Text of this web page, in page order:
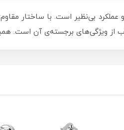
و عملکرد بی‌نظیر است. با ساختار
برجسته‌ی آن است. همین